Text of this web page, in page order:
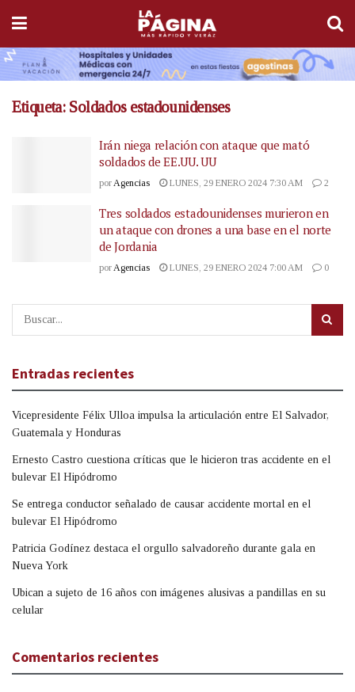
Etiqueta: Soldados estadounidenses
Irán niega relación con ataque que mató
soldados de EE.UU. UU
por Agencias LUNES, 29 ENERO 2024 7:30 AM 2
Tres soldados estadounidenses murieron en
un ataque con drones a una base en el norte
de Jordania
porAgencias LUNES, 29 ENERO 2024 7:00 AM 0
Entradas recientes
Vicepresidente Félix Ulloa impulsa la articulación entre El Salvador,
Guatemala y Honduras
Ernesto Castro cuestiona críticas que le hicieron tras accidente en el
bulevar El Hipódromo
Se entrega conductor señalado de causar accidente mortal en el
bulevar El Hipódromo
Patricia Godínez destaca el orgullo salvadoreño durante gala en
Nueva York
Ubican a sujeto de 16 años con imágenes alusivas a pandillas en su
celular
Comentarios recientes